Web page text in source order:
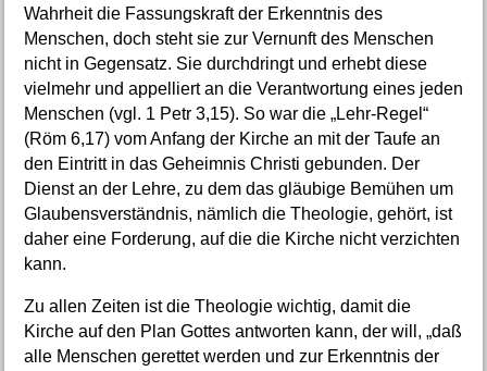
Wahrheit die Fassungskraft der Erkenntnis des
Menschen, doch steht sie zur Vernunft des Menschen
nicht in Gegensatz. Sie durchdringt und erhebt diese
vielmehr und appelliert an die Verantwortung eines jeden
Menschen (vgl. 1 Petr 3,15). So war die „Lehr-Regel“
(Röm 6,17) vom Anfang der Kirche an mit der Taufe an
den Eintritt in das Geheimnis Christi gebunden. Der
Dienst an der Lehre, zu dem das gläubige Bemühen um
Glaubensverständnis, nämlich die Theologie, gehört, ist
daher eine Forderung, auf die die Kirche nicht verzichten
kann.
Zu allen Zeiten ist die Theologie wichtig, damit die
Kirche auf den Plan Gottes antworten kann, der will, „daß
alle Menschen gerettet werden und zur Erkenntnis der